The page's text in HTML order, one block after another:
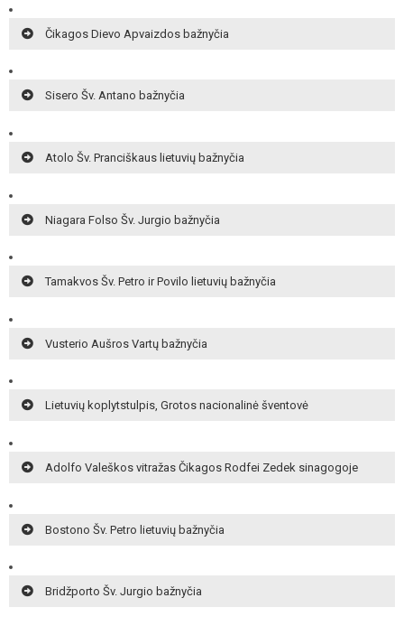
Čikagos Dievo Apvaizdos bažnyčia
Sisero Šv. Antano bažnyčia
Atolo Šv. Pranciškaus lietuvių bažnyčia
Niagara Folso Šv. Jurgio bažnyčia
Tamakvos Šv. Petro ir Povilo lietuvių bažnyčia
Vusterio Aušros Vartų bažnyčia
Lietuvių koplytstulpis, Grotos nacionalinė šventovė
Adolfo Valeškos vitražas Čikagos Rodfei Zedek sinagogoje
Bostono Šv. Petro lietuvių bažnyčia
Bridžporto Šv. Jurgio bažnyčia